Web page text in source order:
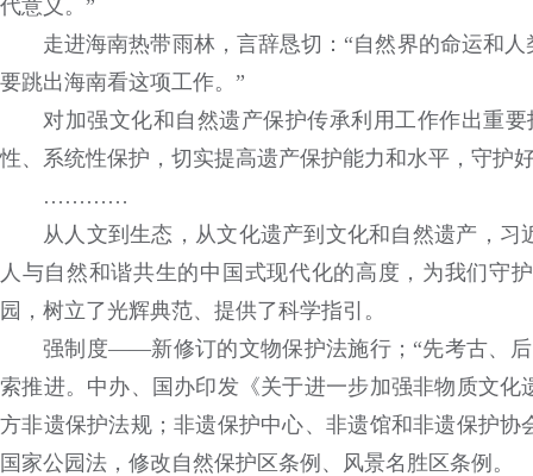
代意义。”
走进海南热带雨林，言辞恳切：“自然界的命运和
要跳出海南看这项工作。”
对加强文化和自然遗产保护传承利用工作作出重
性、系统性保护，切实提高遗产保护能力和水平，守护
…………
从人文到生态，从文化遗产到文化和自然遗产，
人与自然和谐共生的中国式现代化的高度，为我们守
园，树立了光辉典范、提供了科学指引。
强制度——新修订的文物保护法施行；“先考古、
索推进。中办、国办印发《关于进一步加强非物质文
方非遗保护法规；非遗保护中心、非遗馆和非遗保护
国家公园法，修改自然保护区条例、风景名胜区条例。